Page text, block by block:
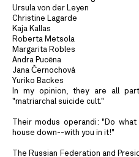
Ursula von der Leyen
Christine Lagarde
Kaja Kallas
Roberta Metsola
Margarita Robles
Andra Pucēna
Jana Černochová
Yuriko Backes
In my opinion, they are all
"matriarchal suicide cult."
Their modus operandi: "Do
house down--with you in it!"
The Russian Federation and